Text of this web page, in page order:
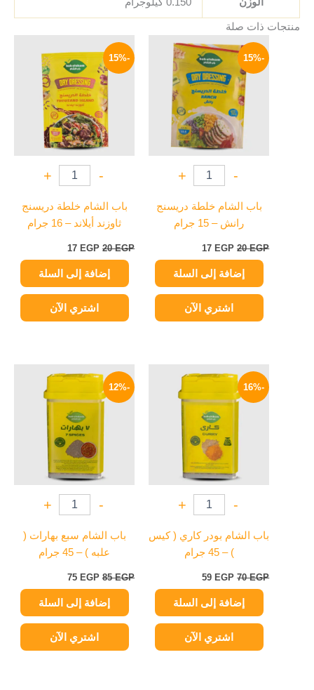
منتجات ذات صلة
-15%
-
+
باب الشام خلطة دريسنج
رانش – 15 جرام
20EGP
الأصلي
هو:
20 EGP.
17 EGP
الحالي
هو:
17 EGP.
إضافة إلى السلة
اشتري الآن
-15%
-
+
باب الشام خلطة دريسنج
ثاوزند أيلاند – 16 جرام
20EGP
الأصلي
هو:
20 EGP.
17 EGP
الحالي
هو:
17 EGP.
إضافة إلى السلة
اشتري الآن
-16%
-
+
باب الشام بودر كاري ( كيس
) – 45 جرام
70EGP
هو:
70 EGP.
59 EGP
الحالي
59 EGP.
إضافة إلى السلة
اشتري الآن
-12%
-
+
باب الشام سبع بهارات (
علبه ) – 45 جرام
85EGP
الأصلي
هو:
85 EGP.
75 EGP
الحالي
75 EGP.
إضافة إلى السلة
اشتري الآن